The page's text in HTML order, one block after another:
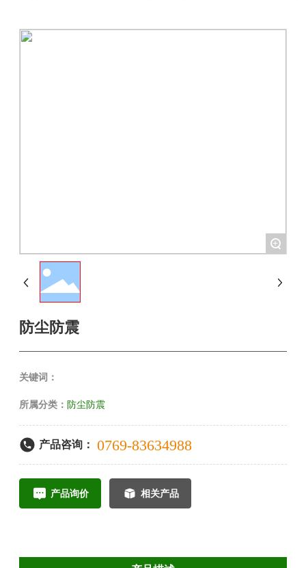
+
防尘防震
关键词：
所属分类： 防尘防震
产品咨询： 0769-83634988
产品询价 相关产品